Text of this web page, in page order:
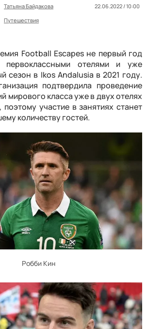
Татьяна Байдакова
22.06.2022 / 10:00
Путешествия
Football Escapes не первый год
первоклассными отелями и уже
сезон в Ikos Andalusia в 2021 году.
подтвердила проведение
мирового класса уже в двух отелях
поэтому участие в занятиях станет
количеству гостей.
Робби Кин